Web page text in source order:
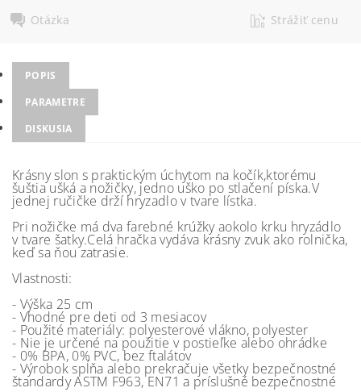
Otázka
Strážiť cenu
POPIS
PARAMETRE
DISKUSIA
Krásny slon s praktickým úchytom na kočík,ktorému
šuštia ušká a nožičky, jedno uško po stlačení píska.V
jednej ručičke drží hryzadlo v tvare lístka.
Pri nožičke má dva farebné krúžky aokolo krku hryzádlo
v tvare šatky.Celá hračka vydáva krásny zvuk ako rolnička,
keď sa ňou zatrasie.
Vlastnosti:
- Výška 25 cm
- Vhodné pre deti od 3 mesiacov
- Použité materiály: polyesterové vlákno, polyester
- Nie je určené na použitie v postieľke alebo ohrádke
- 0% BPA, 0% PVC, bez ftalátov
- Výrobok spĺňa alebo prekračuje všetky bezpečnostné
štandardy ASTM F963, EN71 a príslušné bezpečnostné